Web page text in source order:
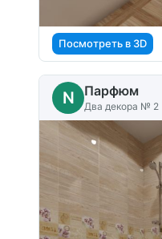
Посмотреть в 3D
N Парфюм
Два декора № 2